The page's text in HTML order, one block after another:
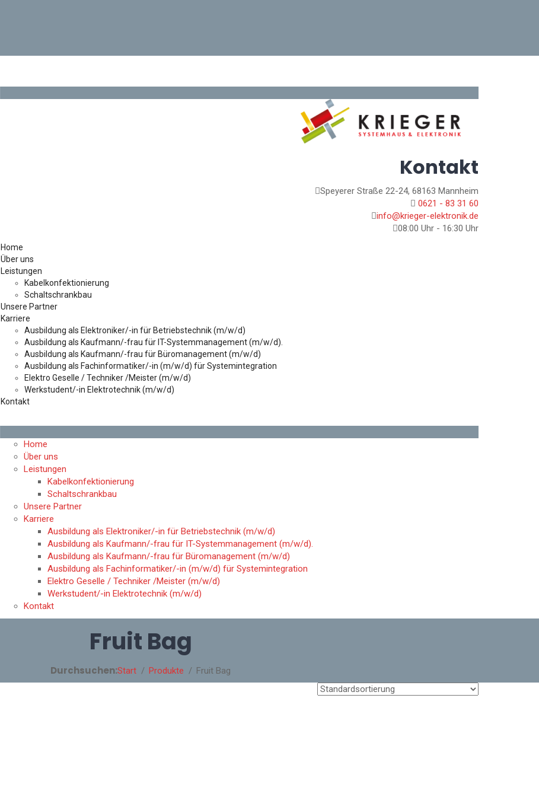
Kontakt
Speyerer Straße 22-24, 68163 Mannheim
0621 - 83 31 60
info@krieger-elektronik.de
08:00 Uhr - 16:30 Uhr
Home
Über uns
Leistungen
Kabelkonfektionierung
Schaltschrankbau
Unsere Partner
Karriere
Ausbildung als Elektroniker/-in für Betriebstechnik (m/w/d)
Ausbildung als Kaufmann/-frau für IT-Systemmanagement (m/w/d).
Ausbildung als Kaufmann/-frau für Büromanagement (m/w/d)
Ausbildung als Fachinformatiker/-in (m/w/d) für Systemintegration
Elektro Geselle / Techniker /Meister (m/w/d)
Werkstudent/-in Elektrotechnik (m/w/d)
Kontakt
Home
Über uns
Leistungen
Kabelkonfektionierung
Schaltschrankbau
Unsere Partner
Karriere
Ausbildung als Elektroniker/-in für Betriebstechnik (m/w/d)
Ausbildung als Kaufmann/-frau für IT-Systemmanagement (m/w/d).
Ausbildung als Kaufmann/-frau für Büromanagement (m/w/d)
Ausbildung als Fachinformatiker/-in (m/w/d) für Systemintegration
Elektro Geselle / Techniker /Meister (m/w/d)
Werkstudent/-in Elektrotechnik (m/w/d)
Kontakt
Fruit Bag
Durchsuchen:Start Produkte
Fruit Bag